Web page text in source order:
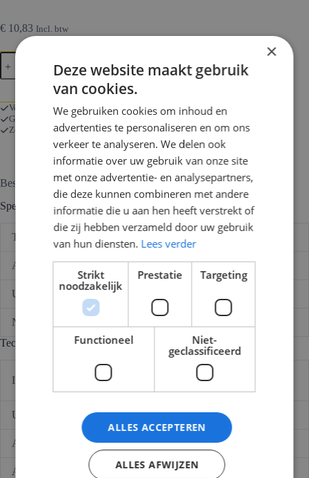
€ 10,83 Incl. btw
Automaat
25A
1P+N
mod
C
kar
In Winkelmand
Voor 17:00 besteld is morgen in huis
Gratis verzending bij bestellingen vanaf € 250
Zorgeloos kopen met onze 14 dagen retourgarantie.
Beschrijving
Specificaties
Type Automaat
Aantal polen 1P + N
Uitschakelkarakteristiek
Nom. stroom
Technische gegevens
Inbouwdiepte
Uitschakelkarakteristiek C
Aantal polen (totaal)
Aantal beveiligde polen
×
Deze website maakt gebruik
van cookies.
We gebruiken cookies om inhoud en
advertenties te personaliseren en om ons
verkeer te analyseren. We delen ook
informatie over uw gebruik van onze site
met onze advertentie- en analysepartners,
die deze kunnen combineren met andere
informatie die u aan hen heeft verstrekt of
die zij hebben verzameld door uw gebruik
van hun diensten. Lees verder
Strikt
noodzakelijk
Prestatie Targeting
Functioneel
Niet-
geclassificeerd
ALLES ACCEPTEREN
ALLES AFWIJZEN